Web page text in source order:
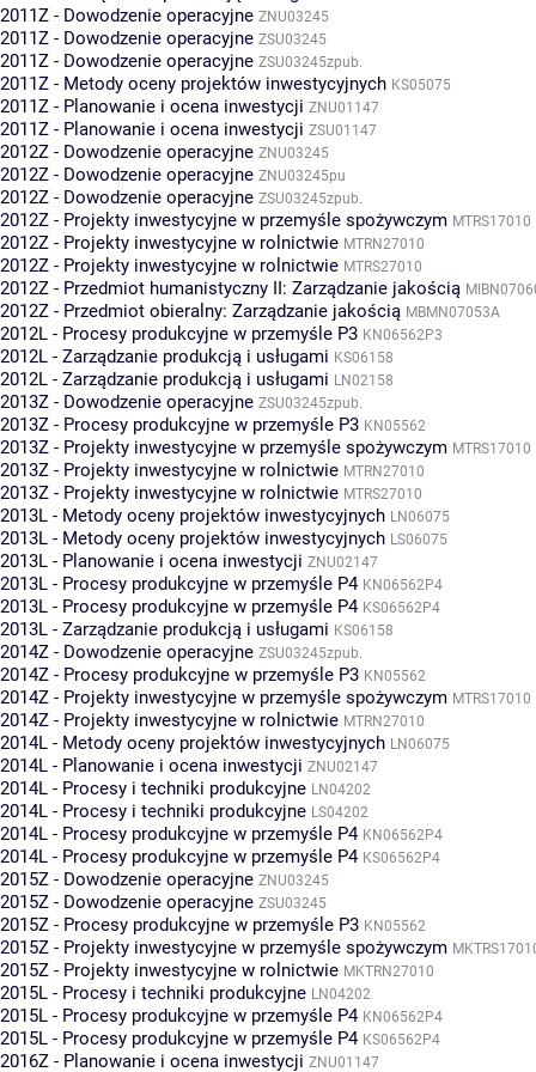
2011Z - Dowodzenie operacyjne ZNU03245
2011Z - Dowodzenie operacyjne ZSU03245
2011Z - Dowodzenie operacyjne ZSU03245zpub.
2011Z - Metody oceny projektów inwestycyjnych KS05075
2011Z - Planowanie i ocena inwestycji ZNU01147
2011Z - Planowanie i ocena inwestycji ZSU01147
2012Z - Dowodzenie operacyjne ZNU03245
2012Z - Dowodzenie operacyjne ZNU03245pu
2012Z - Dowodzenie operacyjne ZSU03245zpub.
2012Z - Projekty inwestycyjne w przemyśle spożywczym MTRS17010
2012Z - Projekty inwestycyjne w rolnictwie MTRN27010
2012Z - Projekty inwestycyjne w rolnictwie MTRS27010
2012Z - Przedmiot humanistyczny II: Zarządzanie jakością
2012Z - Przedmiot obieralny: Zarządzanie jakością MBMN07053A
2012L - Procesy produkcyjne w przemyśle P3 KN06562P3
2012L - Zarządzanie produkcją i usługami KS06158
2012L - Zarządzanie produkcją i usługami LN02158
2013Z - Dowodzenie operacyjne ZSU03245zpub.
2013Z - Procesy produkcyjne w przemyśle P3 KN05562
2013Z - Projekty inwestycyjne w przemyśle spożywczym MTRS17010
2013Z - Projekty inwestycyjne w rolnictwie MTRN27010
2013Z - Projekty inwestycyjne w rolnictwie MTRS27010
2013L - Metody oceny projektów inwestycyjnych LN06075
2013L - Metody oceny projektów inwestycyjnych LS06075
2013L - Planowanie i ocena inwestycji ZNU02147
2013L - Procesy produkcyjne w przemyśle P4 KN06562P4
2013L - Procesy produkcyjne w przemyśle P4 KS06562P4
2013L - Zarządzanie produkcją i usługami KS06158
2014Z - Dowodzenie operacyjne ZSU03245zpub.
2014Z - Procesy produkcyjne w przemyśle P3 KN05562
2014Z - Projekty inwestycyjne w przemyśle spożywczym MTRS17010
2014Z - Projekty inwestycyjne w rolnictwie MTRN27010
2014L - Metody oceny projektów inwestycyjnych LN06075
2014L - Planowanie i ocena inwestycji ZNU02147
2014L - Procesy i techniki produkcyjne LN04202
2014L - Procesy i techniki produkcyjne LS04202
2014L - Procesy produkcyjne w przemyśle P4 KN06562P4
2014L - Procesy produkcyjne w przemyśle P4 KS06562P4
2015Z - Dowodzenie operacyjne ZNU03245
2015Z - Dowodzenie operacyjne ZSU03245
2015Z - Procesy produkcyjne w przemyśle P3 KN05562
2015Z - Projekty inwestycyjne w przemyśle spożywczym
2015Z - Projekty inwestycyjne w rolnictwie MKTRN27010
2015L - Procesy i techniki produkcyjne LN04202
2015L - Procesy produkcyjne w przemyśle P4 KN06562P4
2015L - Procesy produkcyjne w przemyśle P4 KS06562P4
2016Z - Planowanie i ocena inwestycji ZNU01147